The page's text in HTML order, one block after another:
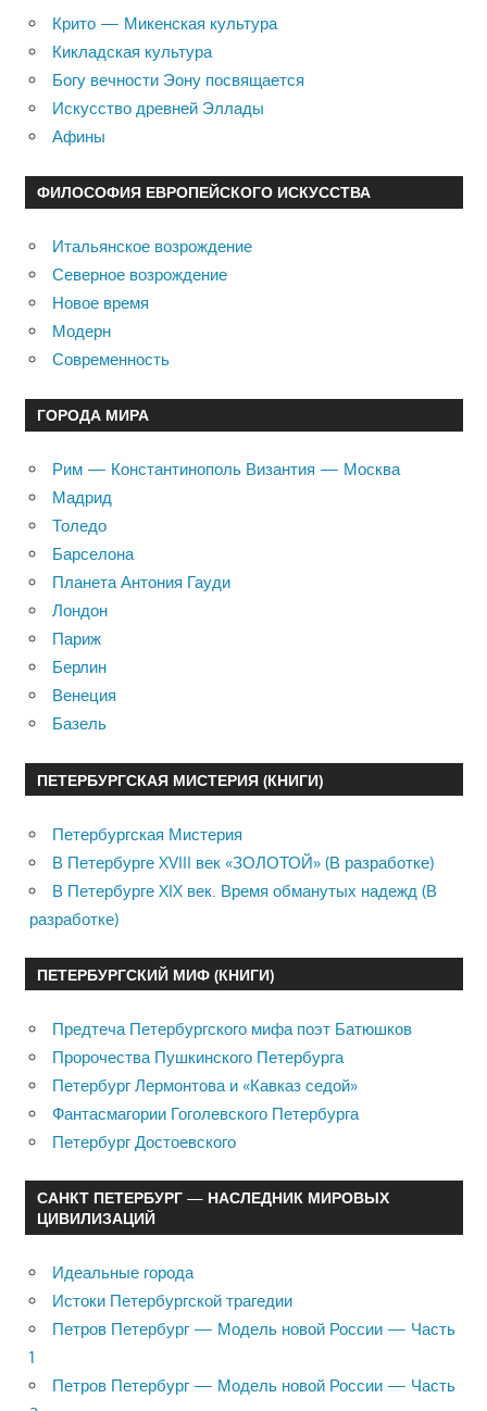
Крито — Микенская культура
Кикладская культура
Богу вечности Эону посвящается
Искусство древней Эллады
Афины
ФИЛОСОФИЯ ЕВРОПЕЙСКОГО ИСКУССТВА
Итальянское возрождение
Северное возрождение
Новое время
Модерн
Современность
ГОРОДА МИРА
Рим — Константинополь Византия — Москва
Мадрид
Толедо
Барселона
Планета Антония Гауди
Лондон
Париж
Берлин
Венеция
Базель
ПЕТЕРБУРГСКАЯ МИСТЕРИЯ (КНИГИ)
Петербургская Мистерия
В Петербурге XVIII век «ЗОЛОТОЙ» (В разработке)
В Петербурге XIX век. Время обманутых надежд (В
разработке)
ПЕТЕРБУРГСКИЙ МИФ (КНИГИ)
Предтеча Петербургского мифа поэт Батюшков
Пророчества Пушкинского Петербурга
Петербург Лермонтова и «Кавказ седой»
Фантасмагории Гоголевского Петербурга
Петербург Достоевского
САНКТ ПЕТЕРБУРГ — НАСЛЕДНИК МИРОВЫХ
ЦИВИЛИЗАЦИЙ
Идеальные города
Истоки Петербургской трагедии
Петров Петербург — Модель новой России — Часть
1
Петров Петербург — Модель новой России — Часть